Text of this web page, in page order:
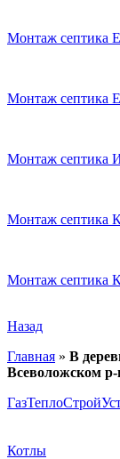
Монтаж септика
Монтаж септика
Монтаж септика
Монтаж септика
Монтаж септика
Назад
Главная » В
Всеволожском р-
ГазТеплоСтрой
Котлы